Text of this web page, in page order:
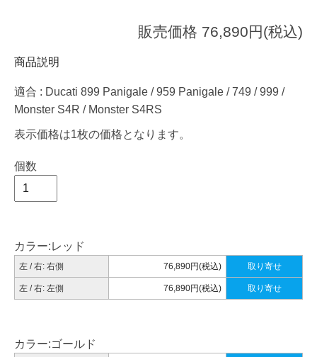
販売価格 76,890円(税込)
商品説明
適合 : Ducati 899 Panigale / 959 Panigale / 749 / 999 /
Monster S4R / Monster S4RS
表示価格は1枚の価格となります。
個数
カラー:レッド
左 / 右: 右側 76,890円(税込) 取り寄せ
左 / 右: 左側 76,890円(税込) 取り寄せ
カラー:ゴールド